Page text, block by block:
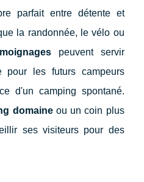
parfait entre détente et
la randonnée, le vélo ou
peuvent servir
pour les futurs campeurs
d'un camping spontané.
domaineou un coin plus
ses visiteurs pour des